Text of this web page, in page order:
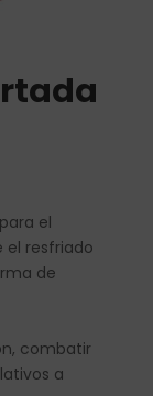
el
el resfriado
de
combatir
a